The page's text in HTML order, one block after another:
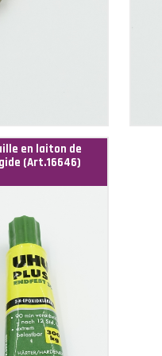
en laiton de
(Art.16646)